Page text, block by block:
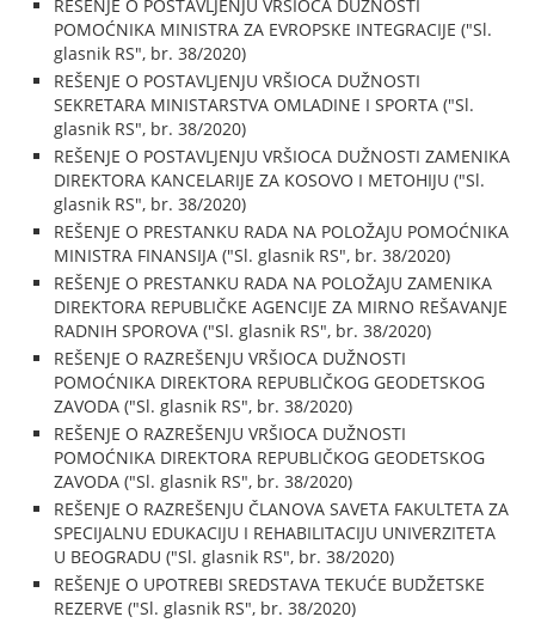
REŠENJE O POSTAVLJENJU VRŠIOCA DUŽNOSTI
POMOĆNIKA MINISTRA ZA EVROPSKE INTEGRACIJE ("Sl.
glasnik RS", br. 38/2020)
REŠENJE O POSTAVLJENJU VRŠIOCA DUŽNOSTI
SEKRETARA MINISTARSTVA OMLADINE I SPORTA ("Sl.
glasnik RS", br. 38/2020)
REŠENJE O POSTAVLJENJU VRŠIOCA DUŽNOSTI ZAMENIKA
DIREKTORA KANCELARIJE ZA KOSOVO I METOHIJU ("Sl.
glasnik RS", br. 38/2020)
REŠENJE O PRESTANKU RADA NA POLOŽAJU POMOĆNIKA
MINISTRA FINANSIJA ("Sl. glasnik RS", br. 38/2020)
REŠENJE O PRESTANKU RADA NA POLOŽAJU ZAMENIKA
DIREKTORA REPUBLIČKE AGENCIJE ZA MIRNO REŠAVANJE
RADNIH SPOROVA ("Sl. glasnik RS", br. 38/2020)
REŠENJE O RAZREŠENJU VRŠIOCA DUŽNOSTI
POMOĆNIKA DIREKTORA REPUBLIČKOG GEODETSKOG
ZAVODA ("Sl. glasnik RS", br. 38/2020)
REŠENJE O RAZREŠENJU VRŠIOCA DUŽNOSTI
POMOĆNIKA DIREKTORA REPUBLIČKOG GEODETSKOG
ZAVODA ("Sl. glasnik RS", br. 38/2020)
REŠENJE O RAZREŠENJU ČLANOVA SAVETA FAKULTETA ZA
SPECIJALNU EDUKACIJU I REHABILITACIJU UNIVERZITETA
U BEOGRADU ("Sl. glasnik RS", br. 38/2020)
REŠENJE O UPOTREBI SREDSTAVA TEKUĆE BUDŽETSKE
REZERVE ("Sl. glasnik RS", br. 38/2020)